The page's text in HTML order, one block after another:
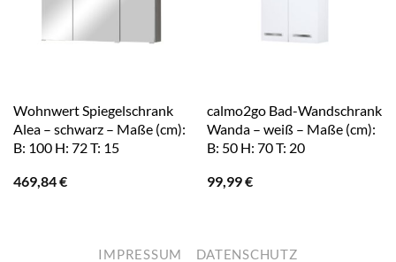
Wohnwert Spiegelschrank
Alea – schwarz – Maße (cm):
B: 100 H: 72 T: 15
469,84€
calmo2go Bad-Wandschrank
Wanda – weiß – Maße (cm):
B: 50 H: 70 T: 20
99,99€
IMPRESSUM DATENSCHUTZ